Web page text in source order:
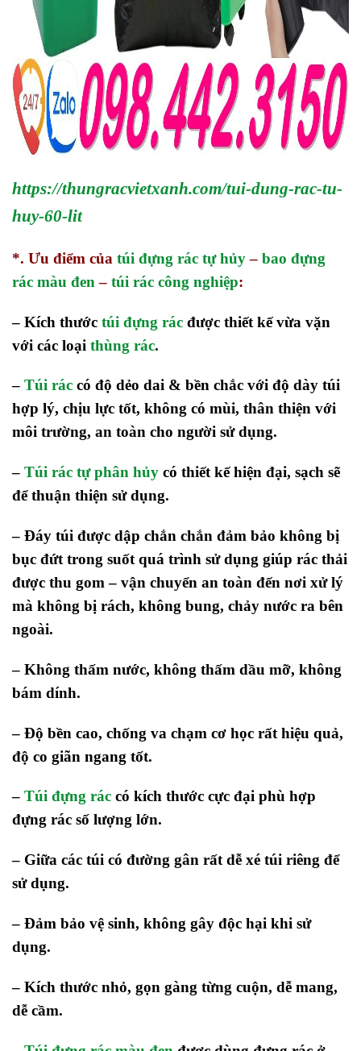
https://thungracvietxanh.com/tui-dung-rac-tu-
huy-60-lit
*. Ưu điểm của túi đựng rác tự hủy– bao đựng
rác màu đen – túi rác công nghiệp:
– Kích thước túi đựng rác được thiết kế vừa vặn
với các loại thùng rác.
– Túi rác có độ dẻo dai & bền chắc với độ dày túi
hợp lý, chịu lực tốt, không có mùi, thân thiện với
môi trường, an toàn cho người sử dụng.
– Túi rác tự phân hủy có thiết kế hiện đại, sạch sẽ
để thuận thiện sử dụng.
– Đáy túi được dập chắn chắn đảm bảo không bị
bục đứt trong suốt quá trình sử dụng giúp rác thải
được thu gom – vận chuyển an toàn đến nơi xử lý
mà không bị rách, không bung, chảy nước ra bên
ngoài.
– Không thấm nước, không thấm dầu mỡ, không
bám dính.
– Độ bền cao, chống va chạm cơ học rất hiệu quả,
độ co giãn ngang tốt.
– Túi đựng rác có kích thước cực đại phù hợp
đựng rác số lượng lớn.
– Giữa các túi có đường gân rất dễ xé túi riêng để
sử dụng.
– Đảm bảo vệ sinh, không gây độc hại khi sử
dụng.
– Kích thước nhỏ, gọn gàng từng cuộn, dễ mang,
dễ cầm.